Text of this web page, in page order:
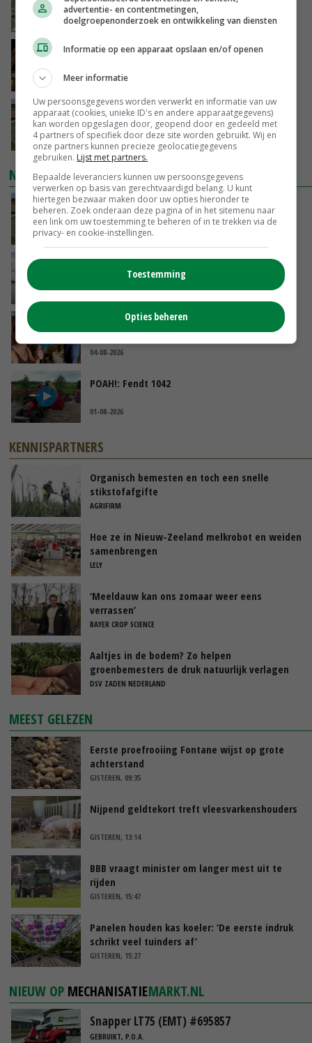
maximaal 20 euro
VANDAAG, 14:59
Spontane boerenacties in Twente en
VANDAAG, 14:48
Droogte veroorzaakt steeds meer problemen:
‘Bassin afgelopen week al leeg’
VANDAAG, 14:06
NIEUWSTE VIDEO'S
Droogte veroorzaakt steeds meer problemen:
‘Bassin afgelopen week al leeg’
VANDAAG, 14:06
wereld zijn te koop
VANDAAG, 12:00
Danique in Canada: ‘Superveel schik gehad
04-08-2026
POAH!: Fendt 1042
01-08-2026
KENNISPARTNERS
Organisch bemesten en toch een snelle
stikstofafgifte
AGRIFIRM
Hoe ze in Nieuw-Zeeland melkrobot en weiden
samenbrengen
LELY
‘Meeldauw kan ons zomaar weer eens
verrassen’
BAYER CROP SCIENCE
Aaltjes in de bodem? Zo helpen
groenbemesters de druk natuurlijk verlagen
DSV ZADEN NEDERLAND
MEEST GELEZEN
Eerste proefrooiing Fontane wijst op grote
achterstand
GISTEREN, 09:35
Nijpend geldtekort treft vleesvarkenshouders
GISTEREN, 13:14
BBB vraagt minister om langer mest uit te
rijden
GISTEREN, 15:47
Panelen houden kas koeler: ‘De eerste indruk
schrikt veel tuinders af’
GISTEREN, 15:27
NIEUW OP MECHANISATIEMARKT.NL
Snapper LT75 (EMT) #695857
GEBRUIKT, P.O.A.
advertentie- en contentmetingen,
doelgroepenonderzoek en ontwikkeling van diensten
Informatie op een apparaat opslaan en/of openen
Meer informatie
Uw persoonsgegevens worden verwerkt en informatie van uw
apparaat (cookies, unieke ID's en andere apparaatgegevens)
kan worden opgeslagen door, geopend door en gedeeld met
4 partners of specifiek door deze site worden gebruikt. Wij en
onze partners kunnen precieze geolocatiegegevens
gebruiken. Lijst met partners.
Bepaalde leveranciers kunnen uw persoonsgegevens
verwerken op basis van gerechtvaardigd belang. U kunt
hiertegen bezwaar maken door uw opties hieronder te
beheren. Zoek onderaan deze pagina of in het sitemenu naar
een link om uw toestemming te beheren of in te trekken via de
privacy- en cookie-instellingen.
Toestemming
Opties beheren